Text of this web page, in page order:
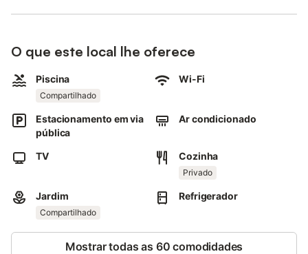
jardim e um duche exterior, está também disponível para ser
O estacionamento é gratuito na rua.
Não são permitidos animais de estimação e festas.
O ruído não é permitido depois das 23 horas.
A propriedade tem um interior sem degraus.
O que este local lhe oferece
Piscina
Compartilhado
Wi-Fi
Estacionamento em via
pública
Ar condicionado
TV Cozinha
Privado
Jardim
Compartilhado
Refrigerador
Mostrar todas as 60 comodidades